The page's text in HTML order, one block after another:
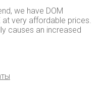
we have DOM
at very affordable prices.
causes an increased